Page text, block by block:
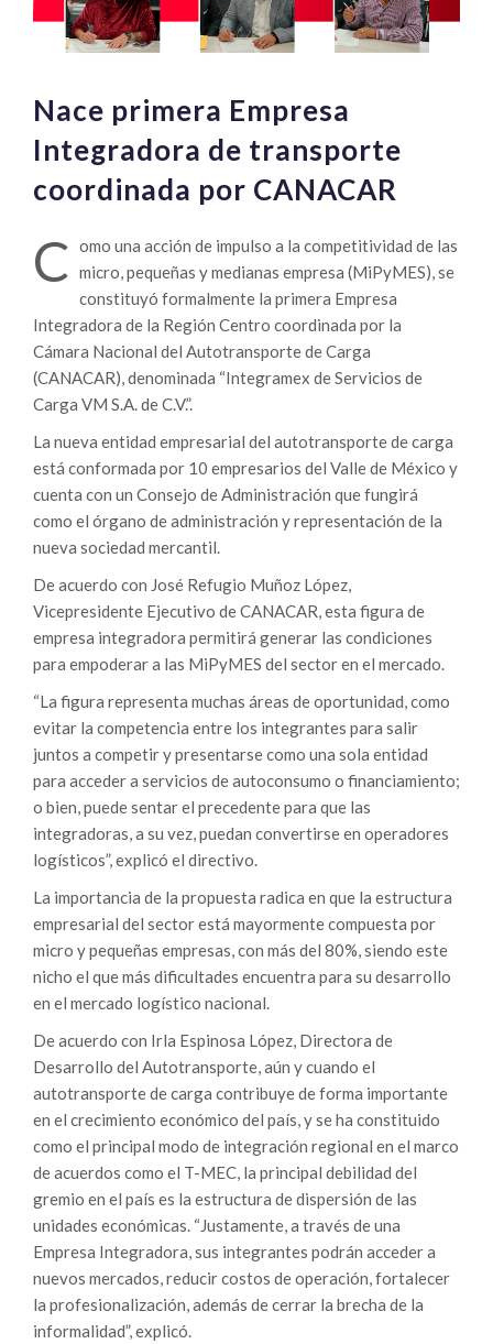
Nace primera Empresa
Integradora de transporte
coordinada por CANACAR
C omo una acción de impulso a la competitividad de las
micro, pequeñas y medianas empresa (MiPyMES), se
constituyó formalmente la primera Empresa
Integradora de la Región Centro coordinada por la
Cámara Nacional del Autotransporte de Carga
(CANACAR), denominada “Integramex de Servicios de
Carga VM S.A. de C.V.”.
La nueva entidad empresarial del autotransporte de carga
está conformada por 10 empresarios del Valle de México y
cuenta con un Consejo de Administración que fungirá
como el órgano de administración y representación de la
nueva sociedad mercantil.
De acuerdo con José Refugio Muñoz López,
Vicepresidente Ejecutivo de CANACAR, esta figura de
empresa integradora permitirá generar las condiciones
para empoderar a las MiPyMES del sector en el mercado.
“La figura representa muchas áreas de oportunidad, como
evitar la competencia entre los integrantes para salir
juntos a competir y presentarse como una sola entidad
para acceder a servicios de autoconsumo o financiamiento;
o bien, puede sentar el precedente para que las
integradoras, a su vez, puedan convertirse en operadores
logísticos”, explicó el directivo.
La importancia de la propuesta radica en que la estructura
empresarial del sector está mayormente compuesta por
micro y pequeñas empresas, con más del 80%, siendo este
nicho el que más dificultades encuentra para su desarrollo
en el mercado logístico nacional.
De acuerdo con Irla Espinosa López, Directora de
Desarrollo del Autotransporte, aún y cuando el
autotransporte de carga contribuye de forma importante
en el crecimiento económico del país, y se ha constituido
como el principal modo de integración regional en el marco
de acuerdos como el T-MEC, la principal debilidad del
gremio en el país es la estructura de dispersión de las
unidades económicas. “Justamente, a través de una
Empresa Integradora, sus integrantes podrán acceder a
nuevos mercados, reducir costos de operación, fortalecer
la profesionalización, además de cerrar la brecha de la
informalidad”, explicó.